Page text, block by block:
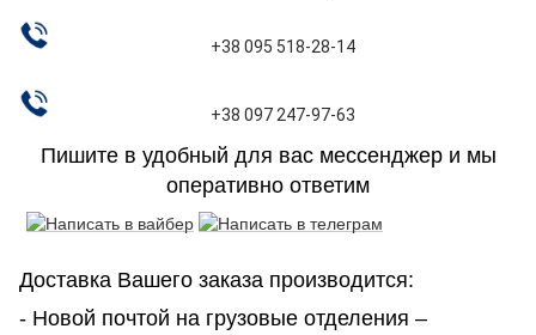
+38 095 518-28-14
+38 097 247-97-63
Пишите в удобный для вас мессенджер и мы
оперативно ответим
Доставка Вашего заказа производится:
- Новой почтой на грузовые отделения –